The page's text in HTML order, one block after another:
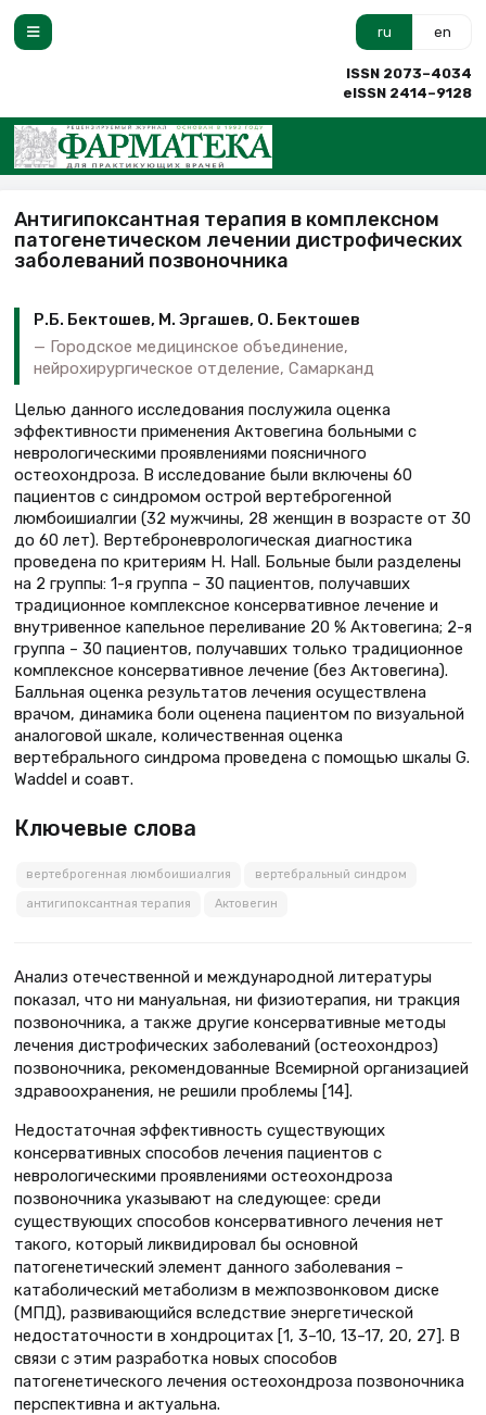
ru en
ISSN 2073–4034
eISSN 2414–9128
Антигипоксантная терапия в комплексном
патогенетическом лечении дистрофических
заболеваний позвоночника
Р.Б. Бектошев, М. Эргашев, О. Бектошев
Городское медицинское объединение,
нейрохирургическое отделение, Самарканд
Целью данного исследования послужила оценка
эффективности применения Актовегина больными с
неврологическими проявлениями поясничного
остеохондроза. В исследование были включены 60
пациентов с синдромом острой вертеброгенной
люмбоишиалгии (32 мужчины, 28 женщин в возрасте от 30
до 60 лет). Вертеброневрологическая диагностика
проведена по критериям H. Hall. Больные были разделены
на 2 группы: 1-я группа – 30 пациентов, получавших
традиционное комплексное консервативное лечение и
внутривенное капельное переливание 20 % Актовегина; 2-я
группа – 30 пациентов, получавших только традиционное
комплексное консервативное лечение (без Актовегина).
Балльная оценка результатов лечения осуществлена
врачом, динамика боли оценена пациентом по визуальной
аналоговой шкале, количественная оценка
вертебрального синдрома проведена с помощью шкалы G.
Waddel и соавт.
Ключевые слова
вертеброгенная люмбоишиалгия вертебральный синдром
антигипоксантная терапия Актовегин
Анализ отечественной и международной литературы
показал, что ни мануальная, ни физиотерапия, ни тракция
позвоночника, а также другие консервативные методы
лечения дистрофических заболеваний (остеохондроз)
позвоночника, рекомендованные Всемирной организацией
здравоохранения, не решили проблемы [14].
Недостаточная эффективность существующих
консервативных способов лечения пациентов с
неврологическими проявлениями остеохондроза
позвоночника указывают на следующее: среди
существующих способов консервативного лечения нет
такого, который ликвидировал бы основной
патогенетический элемент данного заболевания –
катаболический метаболизм в межпозвонковом диске
(МПД), развивающийся вследствие энергетической
недостаточности в хондроцитах [1, 3–10, 13–17, 20, 27]. В
связи с этим разработка новых способов
патогенетического лечения остеохондроза позвоночника
перспективна и актуальна.